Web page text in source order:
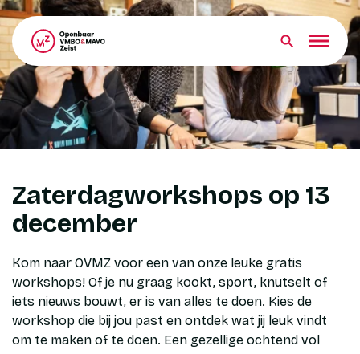
Over OVMZ
Leerlingen
Ouders
Groep 8
Contact
Zaterdagworkshops op 13
december
Kom naar OVMZ voor een van onze leuke gratis
workshops! Of je nu graag kookt, sport, knutselt of
iets nieuws bouwt, er is van alles te doen. Kies de
workshop die bij jou past en ontdek wat jij leuk vindt
om te maken of te doen. Een gezellige ochtend vol